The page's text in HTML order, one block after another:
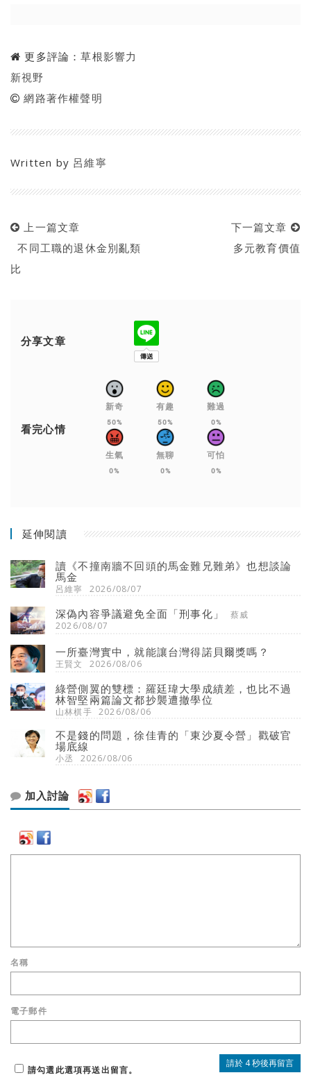
更多評論：草根影響力
新視野
網路著作權聲明
Written by 呂維寧
上一篇文章
不同工職的退休金別亂類
比
下一篇文章
多元教育價值
分享文章
看完心情
新奇
50%
有趣
50%
難過
0%
生氣
0%
無聊
0%
可怕
0%
延伸閱讀
讀《不撞南牆不回頭的馬金難兄難弟》也想談論
馬金
呂維寧 2026/08/07
深偽內容爭議避免全面「刑事化」
蔡威
2026/08/07
一所臺灣實中，就能讓台灣得諾貝爾獎嗎？
王賢文 2026/08/06
綠營側翼的雙標：羅廷瑋大學成績差，也比不過
林智堅兩篇論文都抄襲遭撤學位
山林棋手 2026/08/06
不是錢的問題，徐佳青的「東沙夏令營」戳破官
場底線
小丞 2026/08/06
加入討論
名稱
電子郵件
請勾選此選項再送出留言。